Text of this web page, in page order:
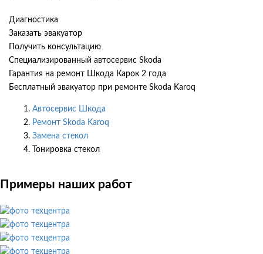
Диагностика
Заказать эвакуатор
Получить консультацию
Специализированный автосервис Skoda
Гарантия на ремонт Шкода Карок 2 года
Бесплатный эвакуатор при ремонте Skoda Karoq
Автосервис Шкода
Ремонт Skoda Karoq
Замена стекол
Тонировка стекол
Примеры наших работ